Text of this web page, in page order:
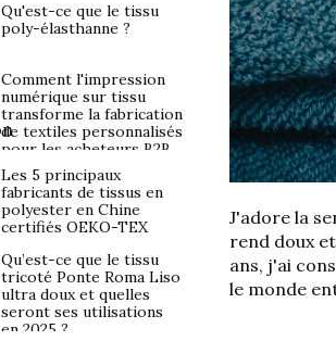
Qu'est-ce que le tissu
poly-élasthanne ?
Comment l'impression
numérique sur tissu
transforme la fabrication
de textiles personnalisés
pour les acheteurs B2B
en 2026
Les 5 principaux
fabricants de tissus en
polyester en Chine
certifiés OEKO-TEX
Qu’est-ce que le tissu
tricoté Ponte Roma Liso
ultra doux et quelles
seront ses utilisations
en 2025 ?
J'adore la
rend doux
ans, j'ai
le monde